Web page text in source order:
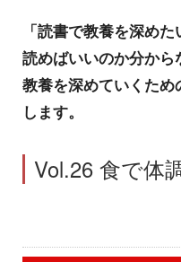
「読書で教養を深め
読めばいいのか分から
教養を深めていくた
します。
Vol.26 食で体